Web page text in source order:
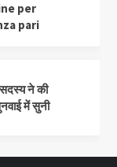
per
pari
ने की
में सुनी